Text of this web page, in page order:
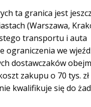
ta granica jest
(Warszawa,
transportu i auta
ograniczenia we
dostawczaków
zakupu o 70 tys.
kwalifikuje się do